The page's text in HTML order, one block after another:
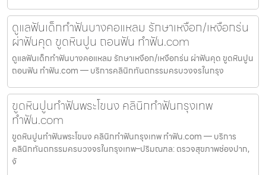
ดูแลฟันเด็กทำฟันบางคอแหลม รักษาเหงือก/เหงือกร่น
ผ่าฟันคุด ขูดหินปูน ถอนฟัน ทำฟัน.com
ดูแลฟันเด็กทำฟันบางคอแหลม รักษาเหงือก/เหงือกร่น ผ่าฟันคุด ขูดหินปูน
ถอนฟัน ทำฟัน.com — บริการคลินิกทันตกรรมครบวงจรในกรุง
ขูดหินปูนทำฟันพระโขนง คลินิกทำฟันกรุงเทพ
ทำฟัน.com
ขูดหินปูนทำฟันพระโขนง คลินิกทำฟันกรุงเทพ ทำฟัน.com — บริการ
คลินิกทันตกรรมครบวงจรในกรุงเทพ–ปริมณฑล: ตรวจสุขภาพช่องปาก,
จั